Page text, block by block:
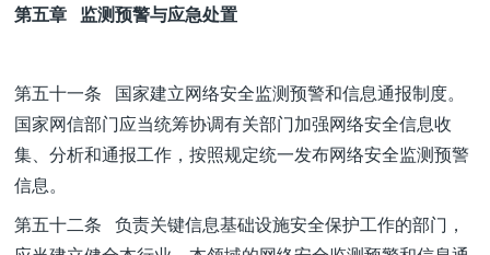
第五章 监测预警与应急处置
第五十一条 国家建立网络安全监测预警和信息通报制度。
国家网信部门应当统筹协调有关部门加强网络安全信息收
集、分析和通报工作，按照规定统一发布网络安全监测预警
信息。
第五十二条 负责关键信息基础设施安全保护工作的部门，